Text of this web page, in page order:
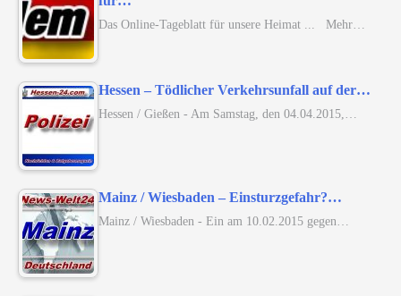
Das Online-Tageblatt für unsere Heimat ... Mehr…
Hessen – Tödlicher Verkehrsunfall auf der…
Hessen / Gießen - Am Samstag, den 04.04.2015,…
Mainz / Wiesbaden – Einsturzgefahr?…
Mainz / Wiesbaden - Ein am 10.02.2015 gegen…